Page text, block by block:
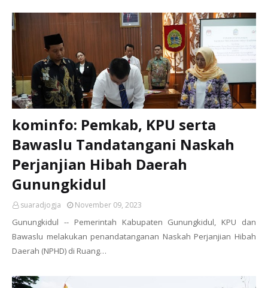
kominfo: Pemkab, KPU serta
Bawaslu Tandatangani Naskah
Perjanjian Hibah Daerah
Gunungkidul
suaradjogja November 09, 2023
Gunungkidul -- Pemerintah Kabupaten Gunungkidul, KPU dan
Bawaslu melakukan penandatanganan Naskah Perjanjian Hibah
Daerah (NPHD) di Ruang…